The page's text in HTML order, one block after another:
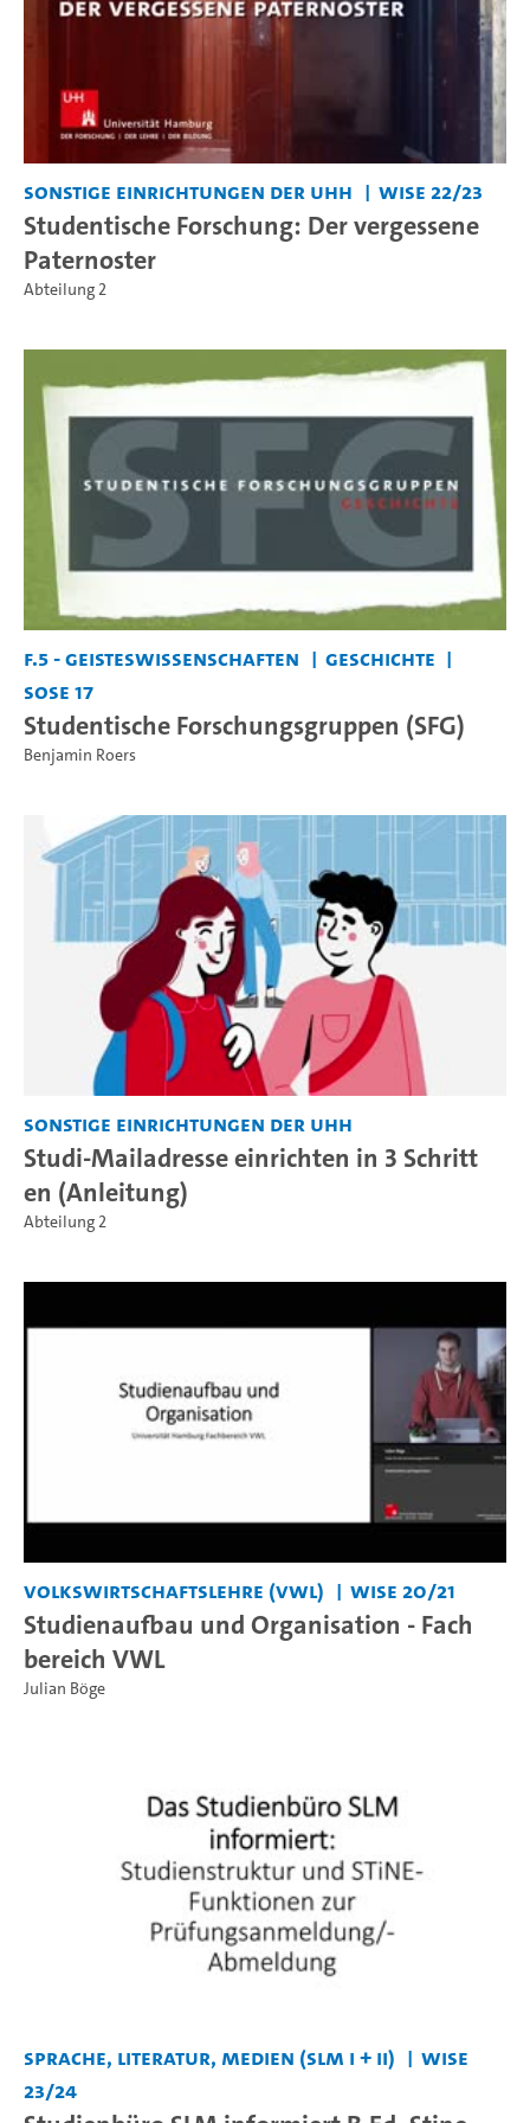
Sonstige Einrichtungen der UHH WiSe 22/23
Studentische Forschung: Der vergessene
Paternoster
Abteilung 2
F.5 - Geisteswissenschaften
Geschichte
SoSe 17
Studentische Forschungsgruppen (SFG)
Benjamin Roers
Sonstige Einrichtungen der UHH
Studi-Mailadresse einrichten in 3 Schritt
en (Anleitung)
Abteilung 2
Volkswirtschaftslehre (VWL) WiSe 20/21
Studienaufbau und Organisation - Fach
bereich VWL
Julian Böge
Sprache, Literatur, Medien (SLM I + II)
WiSe
23/24